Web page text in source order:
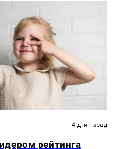
4 дня назад
рейтинга